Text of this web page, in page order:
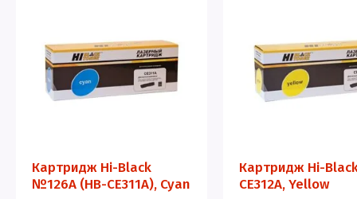
Картридж Hi-Black
№126A (HB-CE311A), Cyan
Картридж Hi-
CE312A, Yellow